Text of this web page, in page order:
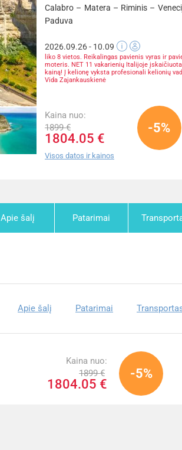
Calabro – Matera – Riminis –
Paduva
2026.09.26 - 10.09
liko 8 vietos. Reikalingas pavienis vyras ir
moteris. NET 11 vakarienių Italijoje
kainą! Į kelionę vyksta profesionali kelionių
Vida Zajankauskienė
Kaina nuo:
1899 €
1804.05 €
-5%
Visos datos ir kainos
Apie šalį Patarimai
Apie šalį Patarimai
Kaina nuo:
1899 €
1804.05 €
-5%